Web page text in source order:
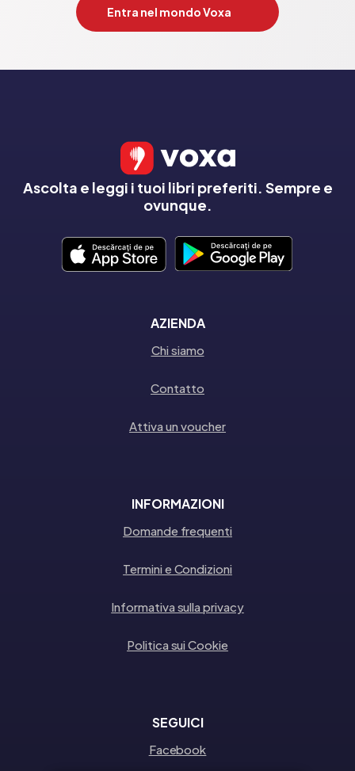
Entra nel mondo Voxa
Ascolta e leggi i tuoi libri preferiti. Sempre e
ovunque.
AZIENDA
Chi siamo
Contatto
Attiva un voucher
INFORMAZIONI
Domande frequenti
Termini e Condizioni
Informativa sulla privacy
Politica sui Cookie
SEGUICI
Facebook